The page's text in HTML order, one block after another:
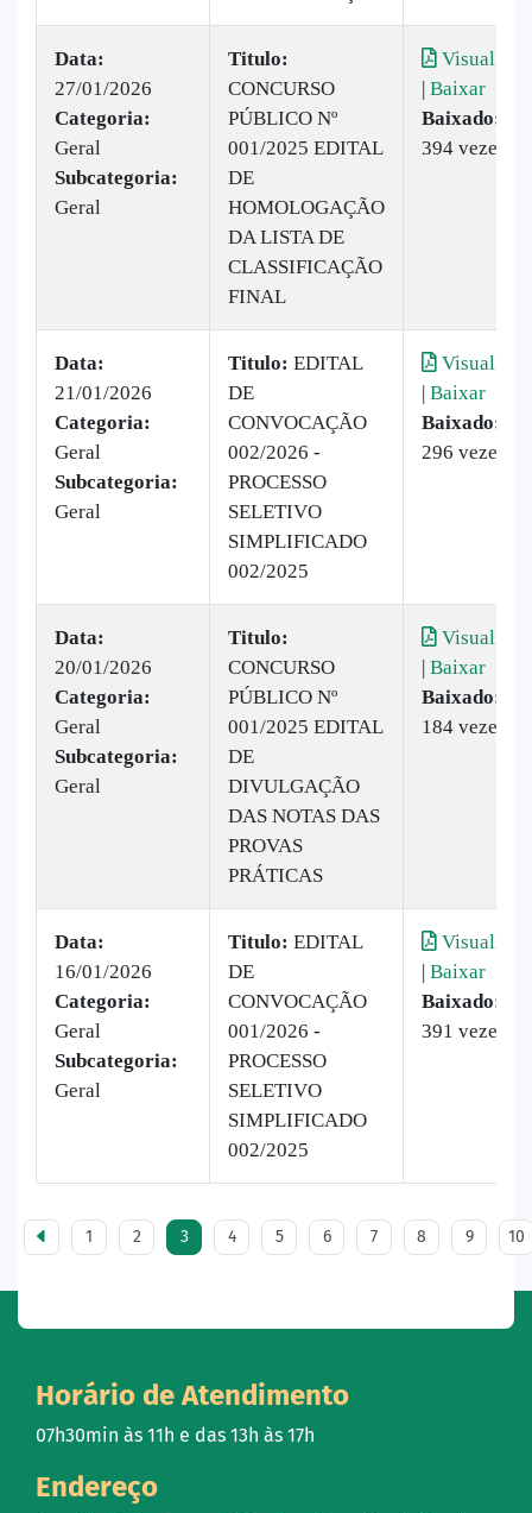
Data:
27/01/2026
Categoria:
Geral
Subcategoria:
Geral
Titulo:
CONCURSO
PÚBLICO Nº
001/2025 EDITAL
DE
HOMOLOGAÇÃO
DA LISTA DE
CLASSIFICAÇÃO
FINAL
Visualizar
| Baixar
Baixado:
394 vezes
Data:
21/01/2026
Categoria:
Geral
Subcategoria:
Geral
Titulo: EDITAL
DE
CONVOCAÇÃO
002/2026 -
PROCESSO
SELETIVO
SIMPLIFICADO
002/2025
Visualizar
| Baixar
Baixado:
296 vezes
Data:
20/01/2026
Categoria:
Geral
Subcategoria:
Geral
Titulo:
CONCURSO
PÚBLICO Nº
001/2025 EDITAL
DE
DIVULGAÇÃO
DAS NOTAS DAS
PROVAS
PRÁTICAS
Visualizar
| Baixar
Baixado:
184 vezes
Data:
16/01/2026
Categoria:
Geral
Subcategoria:
Geral
Titulo: EDITAL
DE
CONVOCAÇÃO
001/2026 -
PROCESSO
SELETIVO
SIMPLIFICADO
002/2025
Visualizar
| Baixar
Baixado:
391 vezes
1 2 3 4 5 6 7 8 9 10
Horário de Atendimento
07h30min às 11h e das 13h às 17h
Endereço